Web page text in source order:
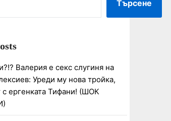
Търсене
Валерия е секс слугиня на
Уреди му нова тройка,
с ергенката Тифани! (ШОК